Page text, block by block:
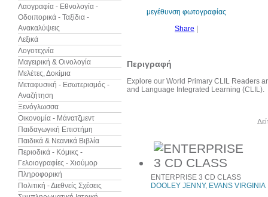
Λαογραφία - Εθνολογία -
Οδοιπορικά - Ταξίδια -
Ανακαλύψεις
Λεξικά
Λογοτεχνία
Μαγειρική & Οινολογία
Μελέτες, Δοκίμια
Μεταφυσική - Εσωτερισμός -
Αναζήτηση
Ξενόγλωσσα
Οικονομία - Μάνατζμεντ
Παιδαγωγική Επιστήμη
Παιδικά & Νεανικά Βιβλία
Περιοδικά - Κόμικς -
Γελοιογραφίες - Χιούμορ
Πληροφορική
Πολιτική - Διεθνείς Σχέσεις
μεγέθυνση φωτογραφίας
Share
Περιγραφή
Explore our World Primary CLIL Readers
and Language Integrated Learning (CLIL).
ENTERPRISE 3 CD CLASS
DOOLEY JENNY, EVANS VIRGINIA